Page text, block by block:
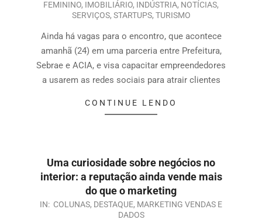
FEMININO, IMOBILIÁRIO, INDÚSTRIA, NOTÍCIAS,
SERVIÇOS, STARTUPS, TURISMO
Ainda há vagas para o encontro, que acontece
amanhã (24) em uma parceria entre Prefeitura,
Sebrae e ACIA, e visa capacitar empreendedores
a usarem as redes sociais para atrair clientes
CONTINUE LENDO
Uma curiosidade sobre negócios no
interior: a reputação ainda vende mais
do que o marketing
IN: COLUNAS, DESTAQUE, MARKETING VENDAS E
DADOS